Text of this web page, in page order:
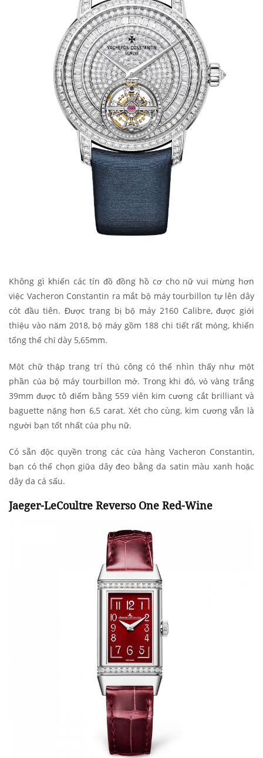
Không gì khiến các tín đồ đồng hồ cơ cho nữ vui mừng hơn
việc Vacheron Constantin ra mắt bộ máy tourbillon tự lên dây
cót đầu tiên. Được trang bị bộ máy 2160 Calibre, được giới
thiệu vào năm 2018, bộ máy gồm 188 chi tiết rất mỏng, khiến
tổng thể chỉ dày 5,65mm.
Một chữ thập trang trí thủ công có thể nhìn thấy như một
phần của bộ máy tourbillon mở. Trong khi đó, vỏ vàng trắng
39mm được tô điểm bằng 559 viên kim cương cắt brilliant và
baguette nặng hơn 6,5 carat. Xét cho cùng, kim cương vẫn là
người bạn tốt nhất của phụ nữ.
Có sẵn độc quyền trong các cửa hàng Vacheron Constantin,
bạn có thể chọn giữa dây đeo bằng da satin màu xanh hoặc
dây da cá sấu.
Jaeger-LeCoultre Reverso One Red-Wine